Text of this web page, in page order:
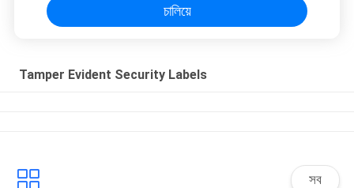
চালিয়ে
Tamper Evident Security Labels
সব